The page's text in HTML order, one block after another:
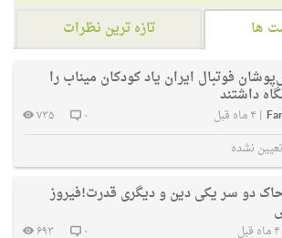
ها
تازه ترین نظرات
فوتبال ایران یاد کودکان میناب را
داشتند
| ۴ ماه قبل ۰
۷۳۵
تعیین نشده
دو سر یکی دین و دیگری قدرت!فیروز
۴ ماه قبل ۰ ۶۹۳